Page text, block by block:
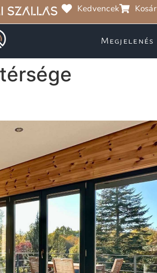
Kedvencek Kosár
Megjelenés